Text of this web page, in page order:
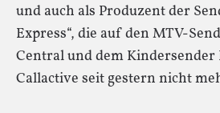
und auch als Produzent der
Express“, die auf den MTV-
Central und dem
Callactive seit gestern nicht